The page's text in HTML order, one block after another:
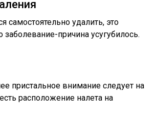
самостоятельно удалить, это
заболевание-причина усугубилось.
пристальное внимание следует на
расположение налета на